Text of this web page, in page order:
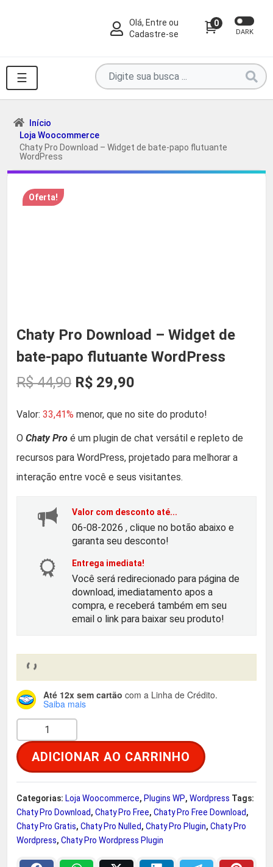
Olá, Entre ou
Cadastre-se
0
DARK
☰
Pesquise
por
produtos
...
Início
Loja Woocommerce
Chaty Pro Download – Widget de bate-papo flutuante
WordPress
Oferta!
Chaty Pro Download – Widget de
bate-papo flutuante WordPress
R$44,90 O
p
r
o
o
r
i
n
l
e
r
a
R$ 29,90
p
r
o
a
t
u
é
R
Valor: 33,41% menor, que no site do produto!
O Chaty Pro é um plugin de chat versátil e repleto de
recursos para WordPress, projetado para melhorar a
interação entre você e seus visitantes.
Valor com desconto até...
06-08-2026 , clique no botão abaixo e
garanta seu desconto!
Entrega imediata!
Você será redirecionado para página de
download, imediatamento apos a
compra, e receberá também em seu
email o link para baixar seu produto!
Até 12x sem cartão com a Linha de Crédito.
Saiba mais
h
a
y
P
r
o
D
ADICIONAR AO CARRINHO
Categorias: Loja Woocommerce, Plugins WP, Wordpress Tags:
Chaty Pro Download, Chaty Pro Free, Chaty Pro Free Download,
Chaty Pro Gratis, Chaty Pro Nulled, Chaty Pro Plugin, Chaty Pro
Wordpress, Chaty Pro Wordpress Plugin